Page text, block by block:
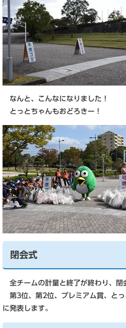
なんと、こんなになりました！
とっとちゃんもおどろきー！
閉会式
全チームの計量と終了が終わり、閉
第3位、第2位、プレミアム賞、と
に発表します。